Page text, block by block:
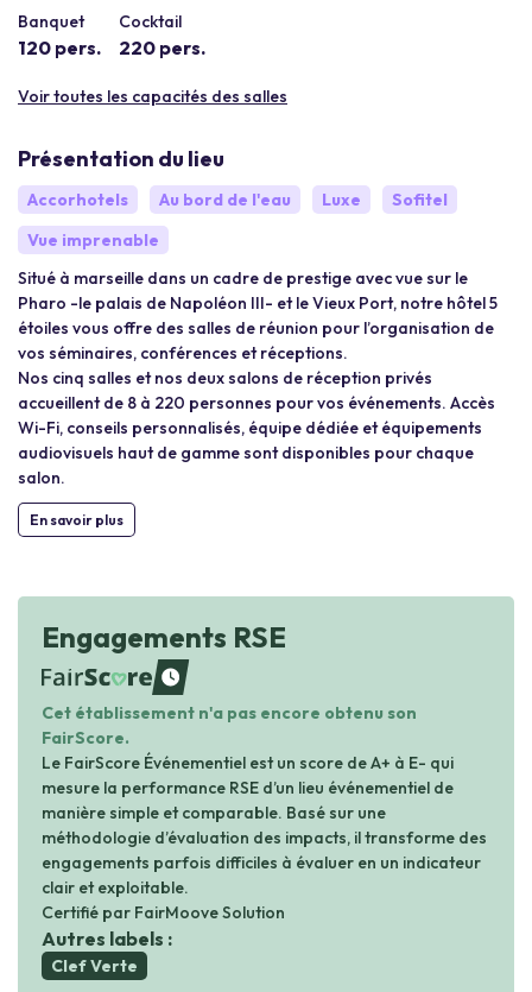
Banquet
120 pers.
Cocktail
220 pers.
Voir toutes les capacités des salles
Présentation du lieu
Accorhotels Au bord de l'eau Luxe
Sofitel
Vue imprenable
Situé à marseille dans un cadre de prestige avec vue sur le
Pharo -le palais de Napoléon III- et le Vieux Port, notre hôtel 5
étoiles vous offre des salles de réunion pour l’organisation de
vos séminaires, conférences et réceptions.
Nos cinq salles et nos deux salons de réception privés
accueillent de 8 à 220 personnes pour vos événements. Accès
Wi-Fi, conseils personnalisés, équipe dédiée et équipements
audiovisuels haut de gamme sont disponibles pour chaque
salon.
En savoir plus
Engagements RSE
waiting
Cet établissement n'a pas encore obtenu son
FairScore.
Le FairScore Événementiel est un score de A+ à E- qui
mesure la performance RSE d’un lieu événementiel de
manière simple et comparable. Basé sur une
méthodologie d’évaluation des impacts, il transforme des
engagements parfois difficiles à évaluer en un indicateur
clair et exploitable.
Certifié par FairMoove Solution
Autres labels :
Clef Verte